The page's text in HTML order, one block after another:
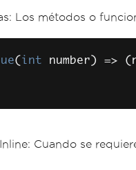
Los métodos o
( int number ) => (
Cuando se